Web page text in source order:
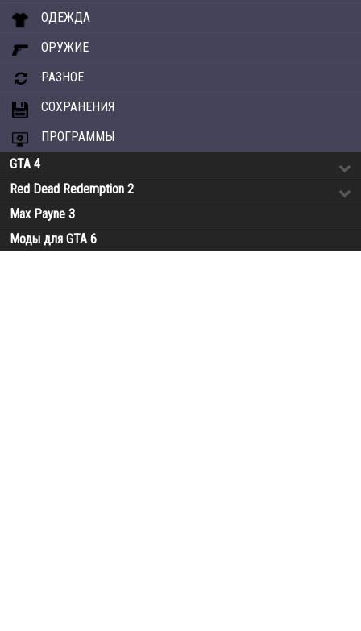
ОДЕЖДА
ОРУЖИЕ
РАЗНОЕ
СОХРАНЕНИЯ
ПРОГРАММЫ
GTA 4
Red Dead Redemption 2
Max Payne 3
Моды для GTA 6